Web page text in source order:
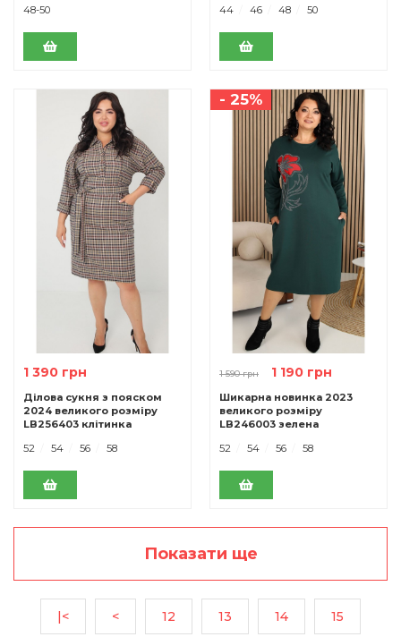
48-50 44 46 48 50
1 390 грн
Ділова сукня з пояском
2024 великого розміру
LB256403 клітинка
52
54 56 58
- 25%
1 590 грн 1 190 грн
Шикарна новинка 2023
великого розміру
LB246003 зелена
52
54 56 58
Показати ще
|< < 12 13 14 15